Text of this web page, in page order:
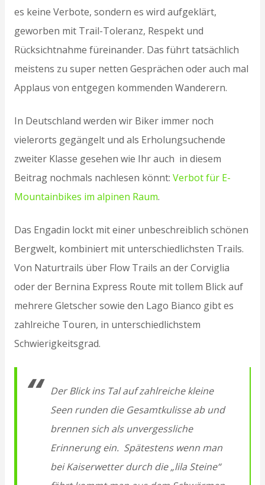
es keine Verbote, sondern es wird aufgeklärt,
geworben mit Trail-Toleranz, Respekt und
Rücksichtnahme füreinander. Das führt tatsächlich
meistens zu super netten Gesprächen oder auch mal
Applaus von entgegen kommenden Wanderern.
In Deutschland werden wir Biker immer noch
vielerorts gegängelt und als Erholungsuchende
zweiter Klasse gesehen wie Ihr auch in diesem
Beitrag nochmals nachlesen könnt: Verbot für E-
Mountainbikes im alpinen Raum.
Das Engadin lockt mit einer unbeschreiblich schönen
Bergwelt, kombiniert mit unterschiedlichsten Trails.
Von Naturtrails über Flow Trails an der Corviglia
oder der Bernina Express Route mit tollem Blick auf
mehrere Gletscher sowie den Lago Bianco gibt es
zahlreiche Touren, in unterschiedlichstem
Schwierigkeitsgrad.
Der Blick ins Tal auf zahlreiche kleine
Seen runden die Gesamtkulisse ab und
brennen sich als unvergessliche
Erinnerung ein. Spätestens wenn man
bei Kaiserwetter durch die „lila Steine“